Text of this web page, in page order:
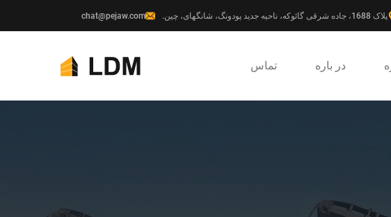
پلاک 1688، جاده شرقی گائوکه، ناحیه جدید پودونگ، شانگهای، چین. chat@pejaw.com
در باره تماس